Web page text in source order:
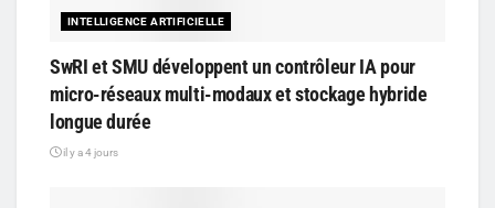
INTELLIGENCE ARTIFICIELLE
SwRI et SMU développent un contrôleur IA pour
micro-réseaux multi-modaux et stockage hybride
longue durée
il y a 4 jours